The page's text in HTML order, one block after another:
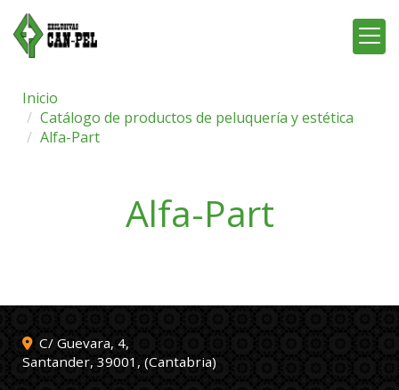
Inicio
Catálogo de productos de peluquería y estética
Alfa-Part
Alfa-Part
C/ Guevara, 4,
Santander, 39001 , (Cantabria)